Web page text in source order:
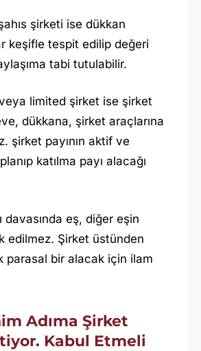
şirketi ise dükkan
keşifle tespit edilip değeri
tabi tutulabilir.
limited şirket ise şirket
dükkana, şirket araçlarına
şirket payının aktif ve
katılma payı alacağı
davasında eş, diğer eşin
edilmez. Şirket üstünden
parasal bir alacak için ilam
Adıma Şirket
Kabul Etmeli